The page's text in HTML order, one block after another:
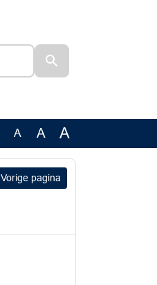
A A A
Vorige pagina